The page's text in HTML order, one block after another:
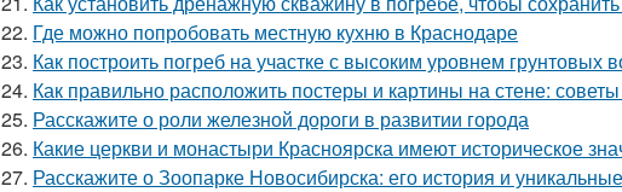
22. Где можно попробовать местную кухню в Краснодаре
23. Как построить погреб на участке с высоким уровнем грунтовых
24. Как правильно расположить постеры и картины на стене:
25. Расскажите о роли железной дороги в развитии города
26. Какие церкви и монастыри Красноярска имеют историческое
27. Расскажите о Зоопарке Новосибирска: его история и